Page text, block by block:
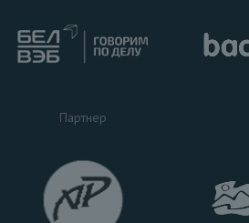
Партнер